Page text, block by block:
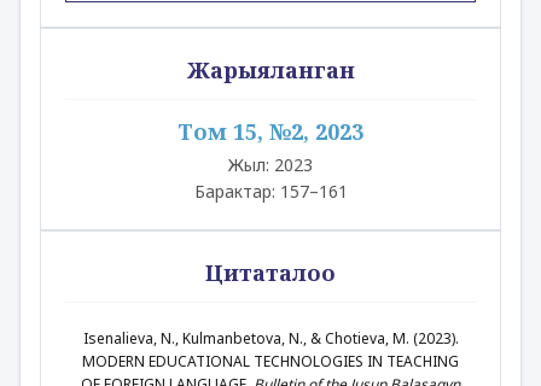
Жарыяланган
Том 15, №2, 2023
Жыл: 2023
Барактар: 157–161
Цитаталоо
Isenalieva, N., Kulmanbetova, N., & Chotieva, M. (2023).
MODERN EDUCATIONAL TECHNOLOGIES IN TEACHING